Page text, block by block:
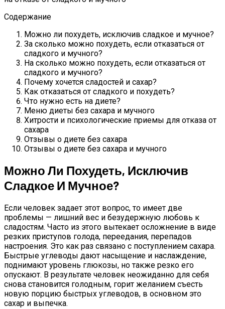
Содержание
Можно ли похудеть, исключив сладкое и мучное?
За сколько можно похудеть, если отказаться от
сладкого и мучного?
На сколько можно похудеть, если отказаться от
сладкого и мучного?
Почему хочется сладостей и сахар?
Как отказаться от сладкого и похудеть?
Что нужно есть на диете?
Меню диеты без сахара и мучного
Хитрости и психологические приемы для отказа от
сахара
Отзывы о диете без сахара
Отзывы о диете без сахара и мучного
Можно Ли Похудеть, Исключив
Сладкое И Мучное?
Если человек задает этот вопрос, то имеет две
проблемы — лишний вес и безудержную любовь к
сладостям. Часто из этого вытекает осложнение в виде
резких приступов голода, переедания, перепадов
настроения. Это как раз связано с поступлением сахара.
Быстрые углеводы дают насыщение и наслаждение,
поднимают уровень глюкозы, но также резко его
опускают. В результате человек неожиданно для себя
снова становится голодным, горит желанием съесть
новую порцию быстрых углеводов, в основном это
сахар и выпечка.